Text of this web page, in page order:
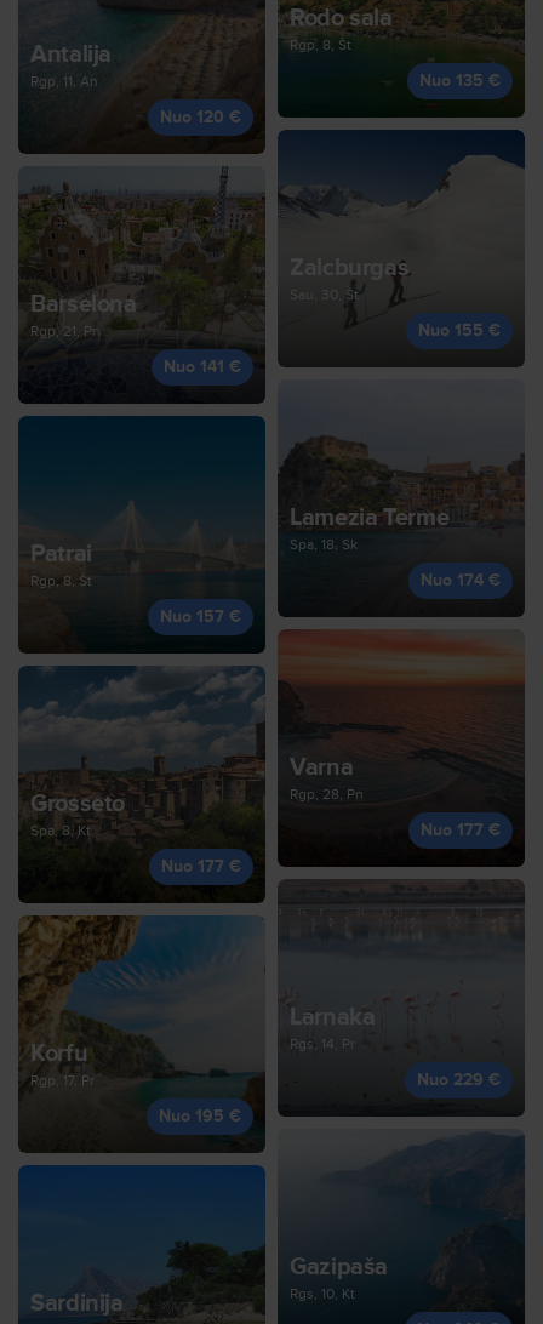
Antalija
Rgp, 11, An
Nuo 120 €
Rodo sala
Rgp, 8, Št
Nuo 135 €
Barselona
Rgp, 21, Pn
Nuo 141 €
Zalcburgas
Sau, 30, Št
Nuo 155 €
Patrai
Rgp, 8, Št
Nuo 157 €
Lamezia Terme
Spa, 18, Sk
Nuo 174 €
Grosseto
Spa, 8, Kt
Nuo 177 €
Varna
Rgp, 28, Pn
Nuo 177 €
Korfu
Rgp, 17, Pr
Nuo 195 €
Larnaka
Rgs, 14, Pr
Nuo 229 €
Sardinija
Gazipaša
Rgs, 10, Kt